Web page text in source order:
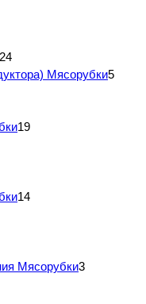
24
Мясорубки5
19
14
Мясорубки3